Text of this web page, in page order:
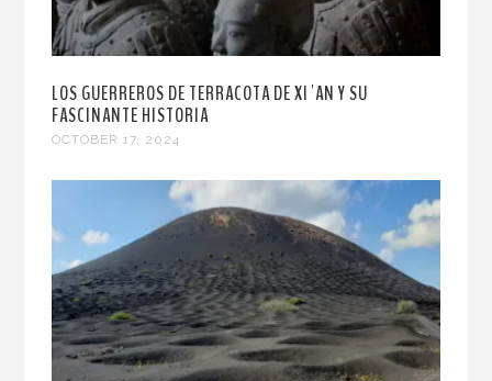
LOS GUERREROS DE TERRACOTA DE XI´AN Y SU
FASCINANTE HISTORIA
OCTOBER 17, 2024